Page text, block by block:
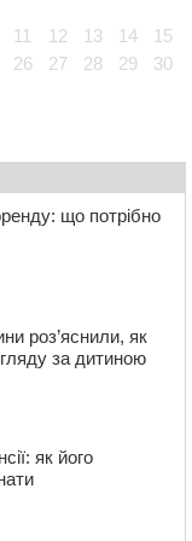
іграшки: у
в дитсадку
черкаські
України
11 12 13 14
15
26 27 28 29
30
що потрібно
роз’яснили, як
за дитиною
як його